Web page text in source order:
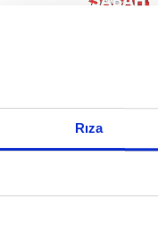
Rıza